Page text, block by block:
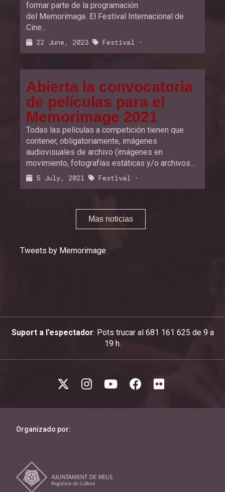
formar parte de la programación
del Memorimage. El Festival Internacional de
Cine...
22 June, 2023 Festival ·
Abierta la convocatoria
de películas para el
Memorimage 2021
Todas las películas a competición tienen que
contener, obligatoriamente, imágenes
audiovisuales de archivo (imágenes en
movimiento, fotografías estáticas y/o archivos...
5 July, 2021 Festival ·
Mas noticias
Tweets by Memorimage
Suport a l’espectador: Pots trucar al 681 161 625 de 9 a
19 h.
Organizado por: